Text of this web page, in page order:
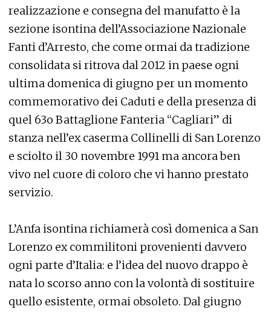
realizzazione e consegna del manufatto è la
sezione isontina dell’Associazione Nazionale
Fanti d’Arresto, che come ormai da tradizione
consolidata si ritrova dal 2012 in paese ogni
ultima domenica di giugno per un momento
commemorativo dei Caduti e della presenza di
quel 63o Battaglione Fanteria “Cagliari” di
stanza nell’ex caserma Collinelli di San Lorenzo
e sciolto il 30 novembre 1991 ma ancora ben
vivo nel cuore di coloro che vi hanno prestato
servizio.
L’Anfa isontina richiamerà così domenica a San
Lorenzo ex commilitoni provenienti davvero
ogni parte d’Italia: e l’idea del nuovo drappo è
nata lo scorso anno con la volontà di sostituire
quello esistente, ormai obsoleto. Dal giugno